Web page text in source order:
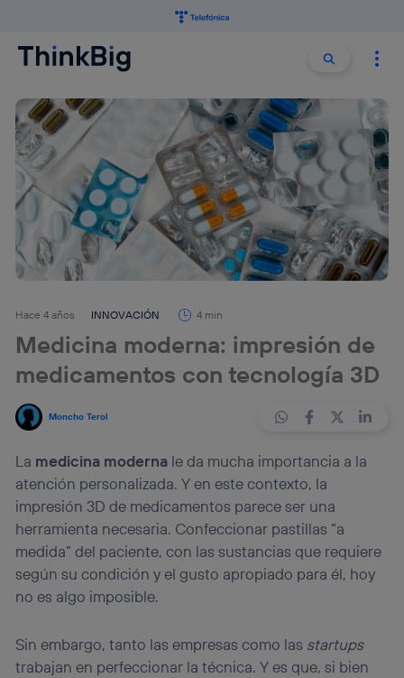
Buscar
Hace 4 años INNOVACIÓN 4 min
Medicina moderna: impresión de
medicamentos con tecnología 3D
Moncho Terol
La medicina moderna le da mucha importancia a la
atención personalizada. Y en este contexto, la
impresión 3D de medicamentos parece ser una
herramienta necesaria. Confeccionar pastillas “a
medida” del paciente, con las sustancias que requiere
según su condición y el gusto apropiado para él, hoy
no es algo imposible.
Sin embargo, tanto las empresas como las startups
trabajan en perfeccionar la técnica. Y es que, si bien